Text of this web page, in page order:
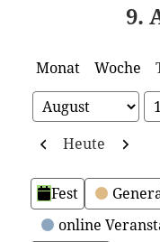
9.
Monat Woche
Monat
Tag
Jahr
Zurück
Heute Weiter
Kategorien
Fest
online